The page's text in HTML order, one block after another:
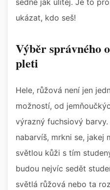
sedne jak ulitej. Je to
ukázat, kdo seš!
Výběr správného
pleti
Hele, růžová není jen
možností, od
výrazný fuchsiový
nabarvíš, mrkni se, jakej
světlou kůži s tím
budou nejvíc sedět
světlá růžová nebo ta